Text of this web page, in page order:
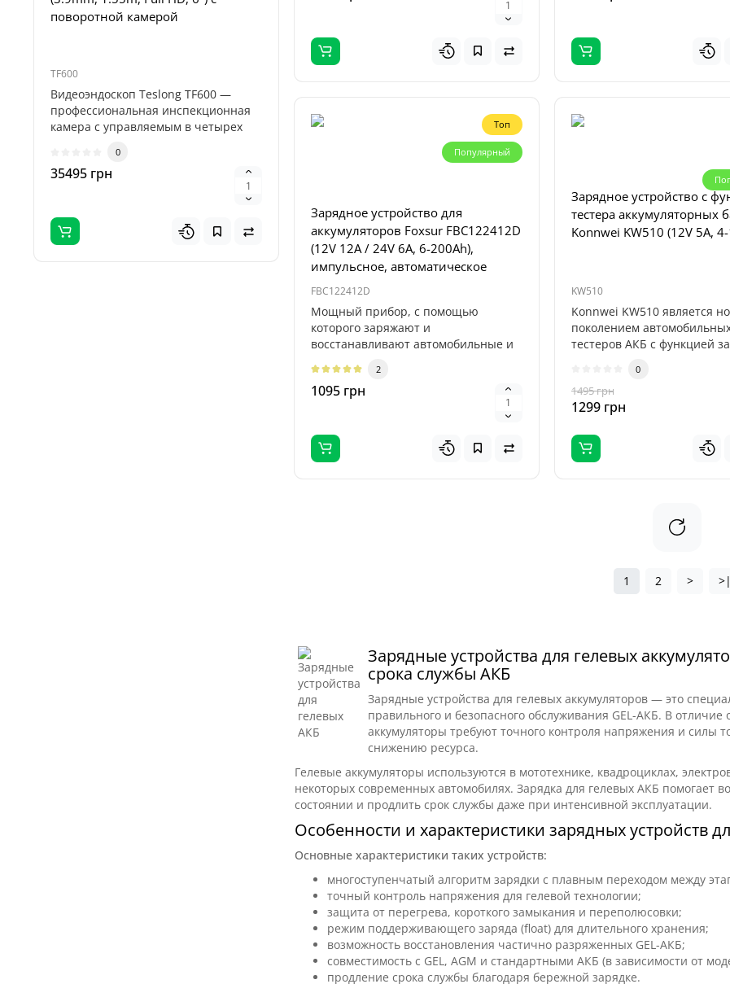
поворотной камерой
TF600
Видеоэндоскоп Teslong TF600 —
профессиональная инспекционная
камера с управляемым в четырех
0
35495 грн
пяти сменных боковых зеркал для
бороскопов Teslong серий NTG100, ..
Паяльная станция YIHUA
термофен 1000W)
1 — профессиональная
комбинированная станция
Топ
Популярный
Зарядное устройство для
аккумуляторов Foxsur FBC122412D
(12V 12A / 24V 6A, 6-200Ah),
импульсное, автоматическое
FBC122412D
Мощный прибор, с помощью
которого заряжают и
восстанавливают автомобильные и
2
1095 грн
Зарядное устройство с
тестера аккумуляторных
Konnwei KW510 (12V 5А,
KW510
Konnwei KW510 является
поколением
тестеров АКБ с функцией
0
1495 грн
1299 грн
1 2 > >|
Зарядные устройства для гелевых
срока службы АКБ
Зарядные устройства для гелевых аккумуляторов — это
правильного и безопасного обслуживания GEL-АКБ. В
аккумуляторы требуют точного контроля напряжения и силы
снижению ресурса.
Гелевые аккумуляторы используются в мототехнике, квадроциклах,
некоторых современных автомобилях. Зарядка для гелевых АКБ помогает
состоянии и продлить срок службы даже при интенсивной эксплуатации.
Особенности и характеристики зарядных устройств
Основные характеристики таких устройств:
многоступенчатый алгоритм зарядки с плавным переходом между
точный контроль напряжения для гелевой технологии;
защита от перегрева, короткого замыкания и переполюсовки;
режим поддерживающего заряда (float) для длительного хранения;
возможность восстановления частично разряженных GEL-АКБ;
совместимость с GEL, AGM и стандартными АКБ (в зависимости от
продление срока службы благодаря бережной зарядке.